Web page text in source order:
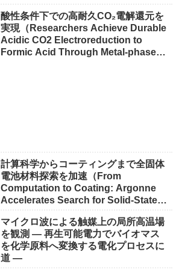
酸性条件下での高耐久CO₂電解還元を
実現（Researchers Achieve Durable
Acidic CO2 Electroreduction to
Formic Acid Through Metal-phase
計算科学からコーティングまで全固体
電池材料探索を加速（From
Computation to Coating: Argonne
Accelerates Search for Solid-State
マイクロ波による触媒上の局所高温場
を観測 ― 再生可能電力でバイオマス
を化学原料へ変換する電化プロセスに
道 ―